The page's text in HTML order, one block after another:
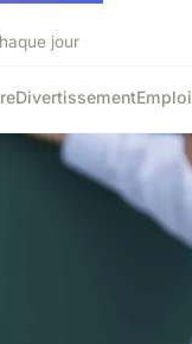
jour
DivertissementEmploi